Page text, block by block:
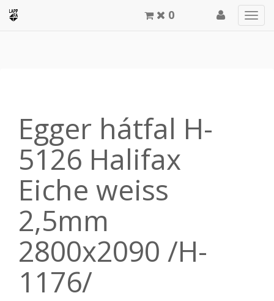
0
Egger hátfal H-
5126 Halifax
Eiche weiss
2,5mm
2800x2090 /H-
1176/